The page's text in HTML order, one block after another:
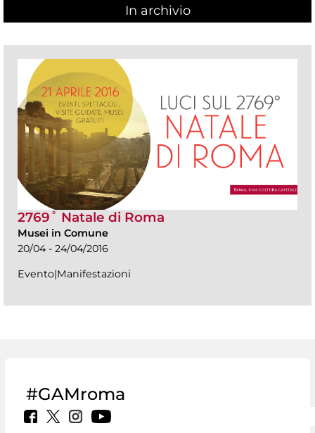
In archivio
2769˚ Natale di Roma
Musei in Comune
20/04 - 24/04/2016
Evento|Manifestazioni
#GAMroma